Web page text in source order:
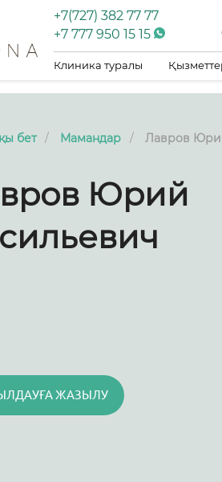
+7(727) 382 77 77
+7 777 950 15 15
Клиника туралы
бет Мамандар Лавров
Юрий
ЖАЗЫЛУ